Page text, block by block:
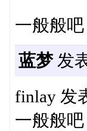
一般般
蓝梦发
finlay 发
一般般